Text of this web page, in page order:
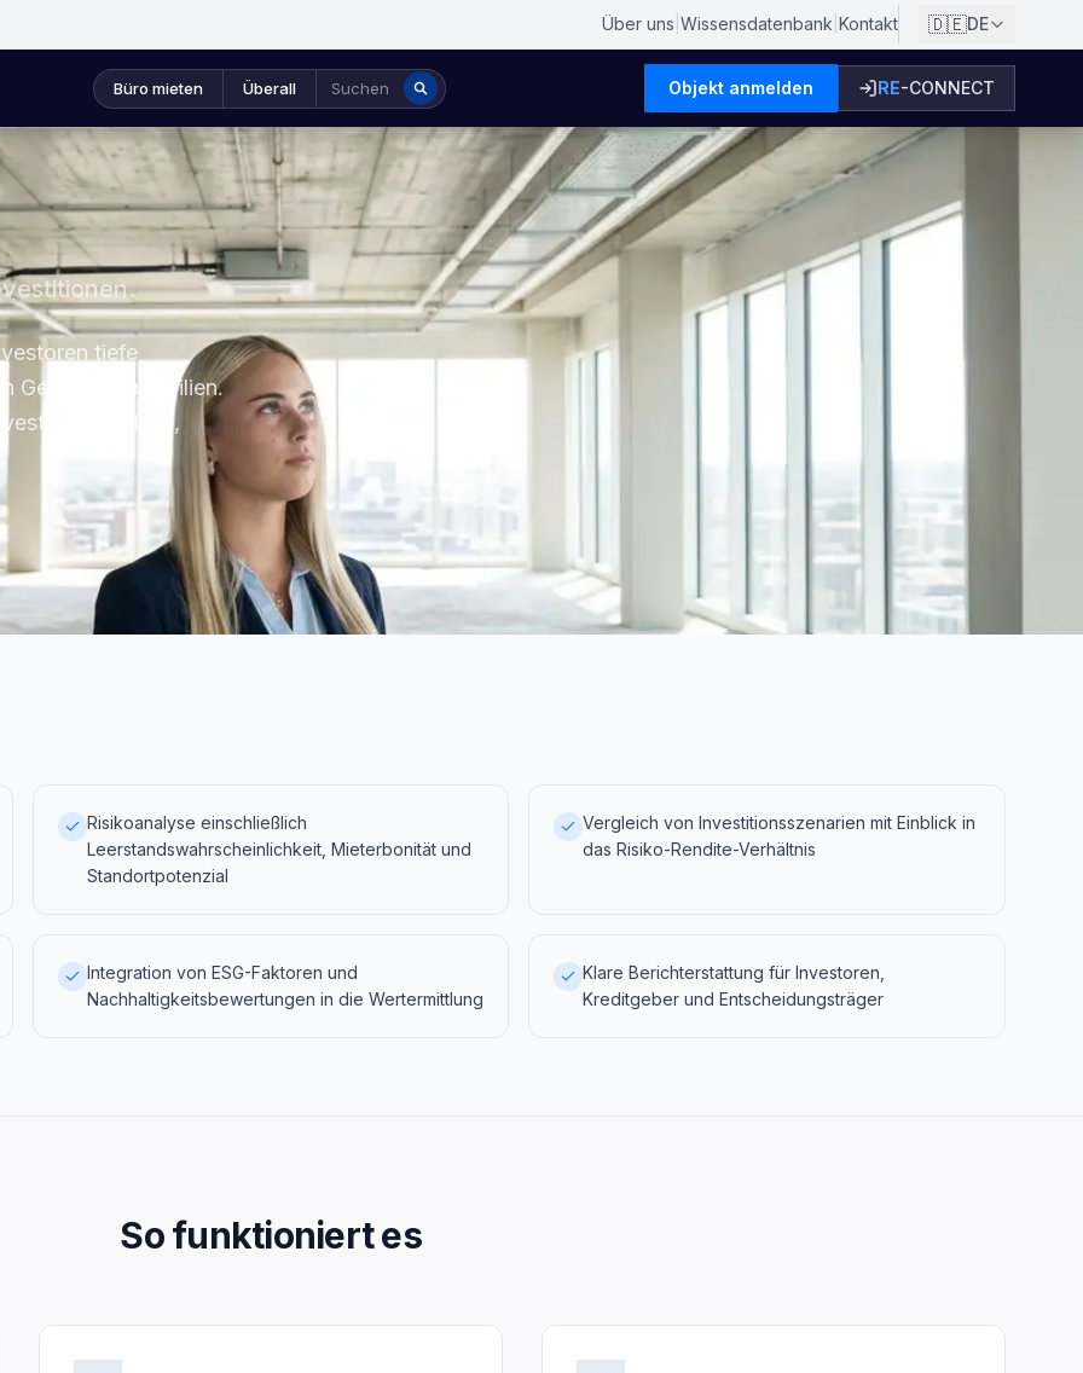
Über uns Wissensdatenbank Kontakt 🇩🇪DE
Büro mieten Überall Suchen Objekt anmelden RE-CONNECT
tiefe
Gewerbeimmobilien.
Risikoanalyse einschließlich
Leerstandswahrscheinlichkeit, Mieterbonität und
Standortpotenzial
Vergleich von Investitionsszenarien mit Einblick in
das Risiko-Rendite-Verhältnis
Integration von ESG-Faktoren und
Nachhaltigkeitsbewertungen in die Wertermittlung
Klare Berichterstattung für Investoren,
Kreditgeber und Entscheidungsträger
So funktioniert es